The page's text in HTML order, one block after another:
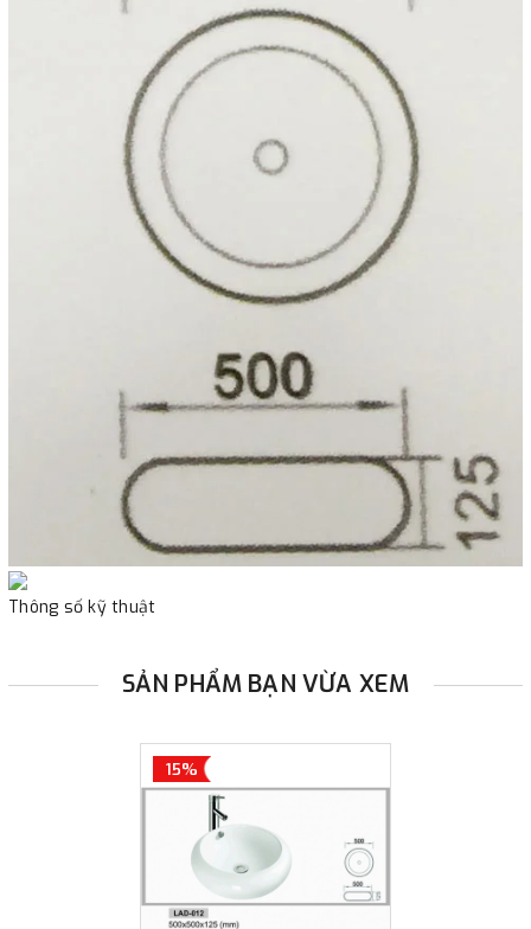
Thông số kỹ thuật
SẢN PHẨM BẠN VỪA XEM
15%